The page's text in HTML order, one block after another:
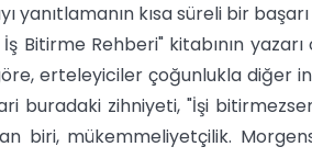
yanıtlamanın kısa süreli bir
Bitirme Rehberi" kitabının
erteleyiciler çoğunlukla diğer
buradaki zihniyeti, "İşi
biri, mükemmeliyetçilik.